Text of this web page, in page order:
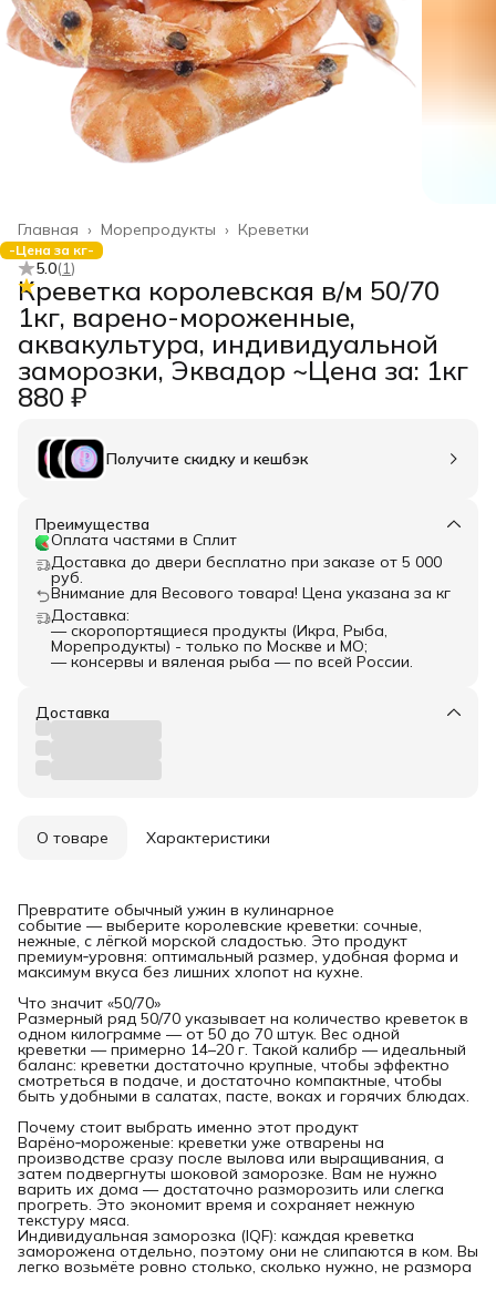
Креветки
Морепродукты ›
Главная ›
-Цена за кг-
5.0(1)
Креветка королевская в/м 50/70
1кг, варено-мороженные,
аквакультура, индивидуальной
заморозки, Эквадор ~Цена за: 1кг
880 ₽
Получите скидку и кешбэк
Преимущества
Оплата частями в Сплит
Доставка до двери бесплатно при заказе от 5 000
руб.
Внимание для Весового товара! Цена указана за кг
Доставка:
— скоропортящиеся продукты (Икра, Рыба,
Морепродукты) - только по Москве и МО;
— консервы и вяленая рыба — по всей России.
Доставка
О товаре Характеристики
Превратите обычный ужин в кулинарное
событие — выберите королевские креветки: сочные,
нежные, с лёгкой морской сладостью. Это продукт
премиум‑уровня: оптимальный размер, удобная форма и
максимум вкуса без лишних хлопот на кухне.
Что значит «50/70»
Размерный ряд 50/70 указывает на количество креветок в
одном килограмме — от 50 до 70 штук. Вес одной
креветки — примерно 14–20 г. Такой калибр — идеальный
баланс: креветки достаточно крупные, чтобы эффектно
смотреться в подаче, и достаточно компактные, чтобы
быть удобными в салатах, пасте, воках и горячих блюдах.
Почему стоит выбрать именно этот продукт
Варёно‑мороженые: креветки уже отварены на
производстве сразу после вылова или выращивания, а
затем подвергнуты шоковой заморозке. Вам не нужно
варить их дома — достаточно разморозить или слегка
прогреть. Это экономит время и сохраняет нежную
текстуру мяса.
Индивидуальная заморозка (IQF): каждая креветка
заморожена отдельно, поэтому они не слипаются в ком. Вы
легко возьмёте ровно столько, сколько нужно, не размора